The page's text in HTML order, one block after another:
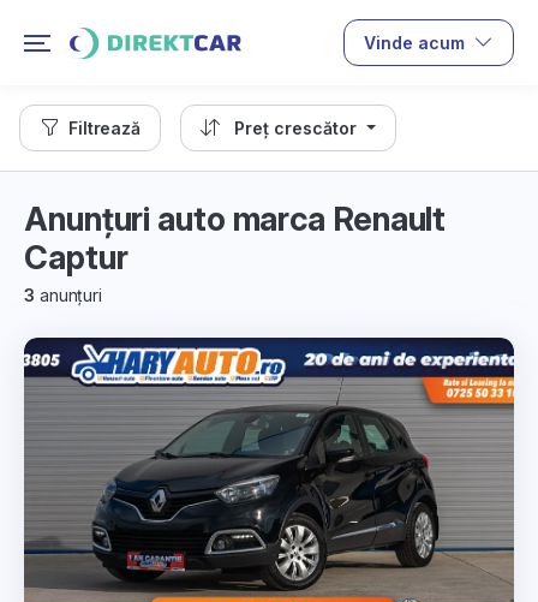
Vinde acum
Filtrează Preț crescător
Anunțuri auto marca Renault
Captur
3 anunțuri